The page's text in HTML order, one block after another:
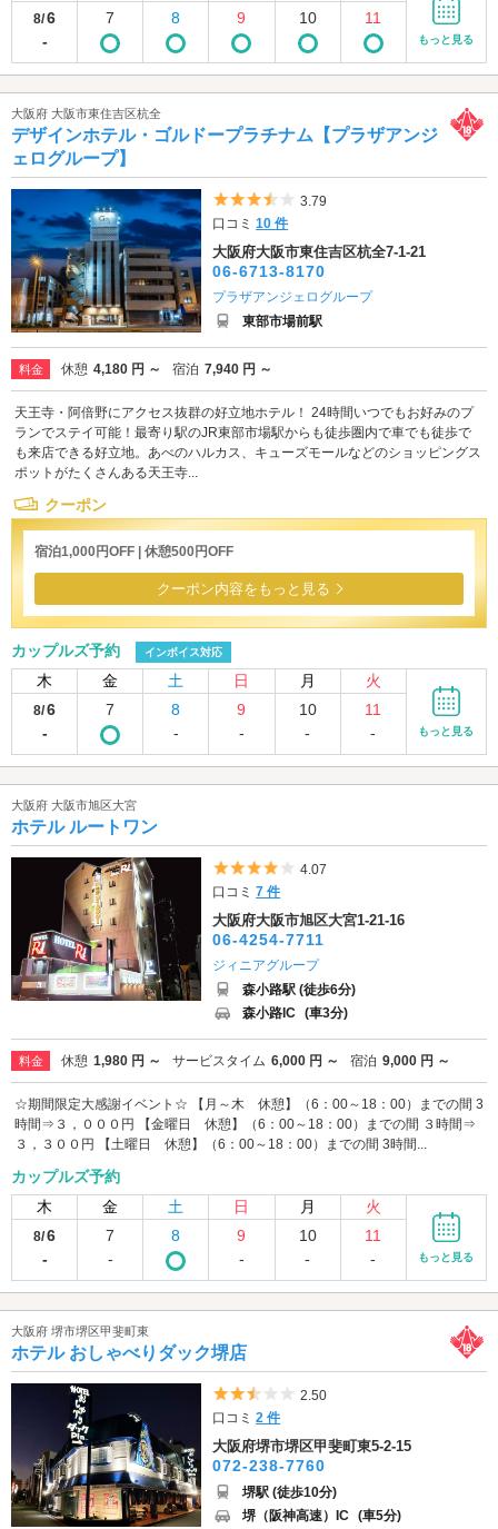
8/6
-
7 8 9 10 11
もっと見る
大阪府 大阪市東住吉区杭全
デザインホテル・ゴルドープラチナム【プラザアンジ
ェログループ】
5つ星のうち3.5
3.79
口コミ10 件
大阪府大阪市東住吉区杭全7-1-21
06-6713-8170
プラザアンジェログループ
東部市場前駅
料金 休憩 4,180 円 ～ 宿泊 7,940 円 ～
天王寺・阿倍野にアクセス抜群の好立地ホテル！ 24時間いつでもお好みのプ
ランでステイ可能！最寄り駅のJR東部市場駅からも徒歩圏内で車でも徒歩で
も来店できる好立地。あべのハルカス、キューズモールなどのショッピングス
ポットがたくさんある天王寺...
クーポン
宿泊1,000円OFF | 休憩500円OFF
クーポン内容をもっと見る
カップルズ予約 インボイス対応
木 金 土 日 月 火
8/6
-
7
8
-
9
-
10
-
11
-
もっと見る
大阪府 大阪市旭区大宮
ホテル ルートワン
5つ星のうち4
4.07
口コミ7 件
大阪府大阪市旭区大宮1-21-16
06-4254-7711
ジィニアグループ
森小路駅 (徒歩6分)
森小路IC (車3分)
料金 休憩 1,980 円 ～ サービスタイム 6,000 円 ～ 宿泊 9,000 円 ～
☆期間限定大感謝イベント☆ 【月～木 休憩】（6：00～18：00）までの間 3
時間⇒３，０００円 【金曜日 休憩】（6：00～18：00）までの間 ３時間⇒
３，３００円 【土曜日 休憩】（6：00～18：00）までの間 3時間...
カップルズ予約
木
金 土 日 月 火
8/6
-
7
-
8
9
-
10
-
11
-
もっと見る
大阪府 堺市堺区甲斐町東
ホテル おしゃべりダック堺店
5つ星のうち2.5
2.50
口コミ2 件
大阪府堺市堺区甲斐町東5-2-15
072-238-7760
堺駅 (徒歩10分)
堺（阪神高速）IC (車5分)